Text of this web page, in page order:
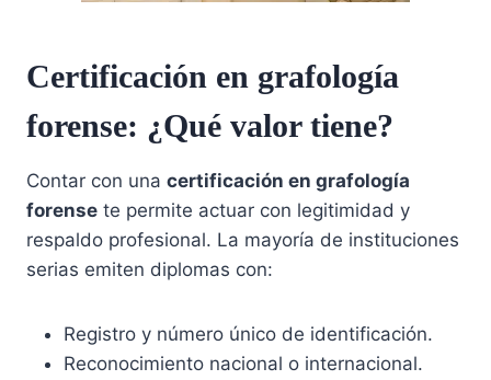
Certificación en grafología
forense: ¿Qué valor tiene?
Contar con una certificación en grafología
forense te permite actuar con legitimidad y
respaldo profesional. La mayoría de instituciones
serias emiten diplomas con:
Registro y número único de identificación.
Reconocimiento nacional o internacional.